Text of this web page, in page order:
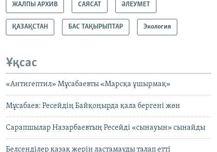
ЖАЛПЫ АРХИВ САЯСАТ ӘЛЕУМЕТ
ҚАЗАҚСТАН БАС ТАҚЫРЫПТАР Экология
Ұқсас
«Антигептил» Мұсабаевты «Марсқа ұшырмақ»
Мұсабаев: Ресейдің Байқоңырда қала бергені жөн
Сарапшылар Назарбаевтың Ресейді «сынауын» сынайды
Белсенділер қазақ жерін ластамауды талап етті